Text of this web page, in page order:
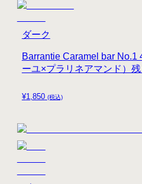
¥1,850 (税込)
Barrantie Caramel bar No.1
ーユ×プラリネアマンド）
ダーク